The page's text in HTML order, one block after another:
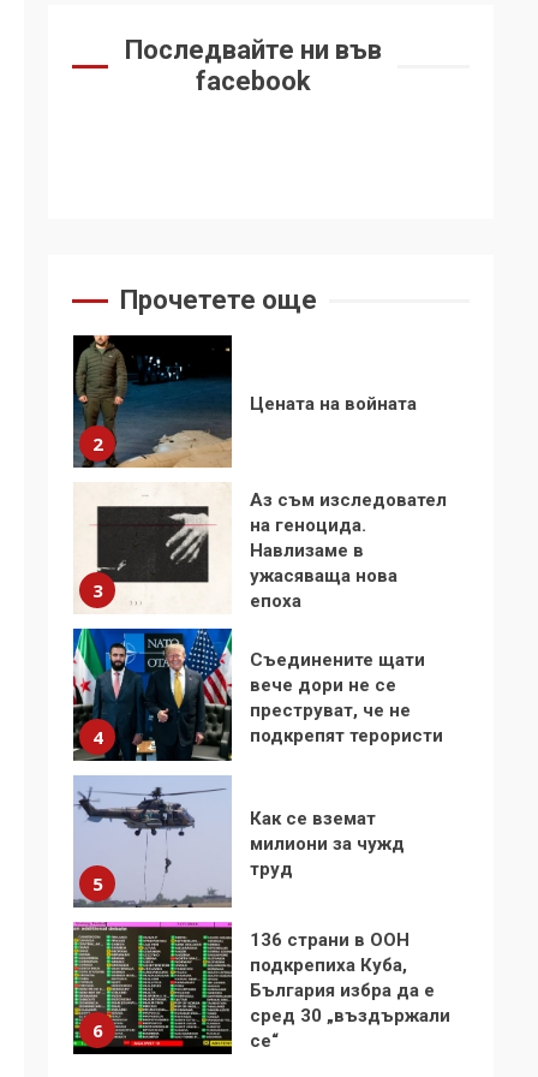
Последвайте ни във
facebook
Прочетете още
Удължаването на
1
стъпки от 1972 г.
2
Цената на войната
3
Аз съм изследовател
на геноцида.
Навлизаме в
ужасяваща нова
епоха
4
Съединените щати
вече дори не се
преструват, че не
подкрепят терористи
5
Как се вземат
милиони за чужд
труд
6
136 страни в ООН
подкрепиха Куба,
България избра да е
сред 30 „въздържали
се“